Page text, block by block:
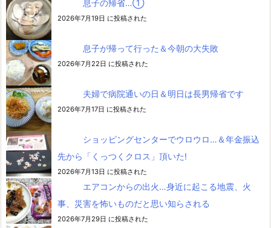
息子の帰省…➀
2026年7月19日 に投稿された
息子が帰って行った＆今朝の大失敗
2026年7月22日 に投稿された
夫婦で病院通いの日＆明日は長男帰省です
2026年7月17日 に投稿された
ショッピングセンターでウロウロ…＆年金振込
先から「くっつくクロス」頂いた!
2026年7月13日 に投稿された
エアコンからの出火…身近に起こる地震、火
事、災害を怖いものだと思い知らされる
2026年7月29日 に投稿された